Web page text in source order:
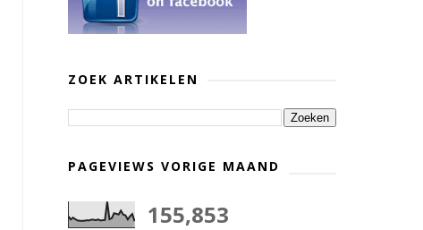
ZOEK ARTIKELEN
PAGEVIEWS VORIGE MAAND
155,853